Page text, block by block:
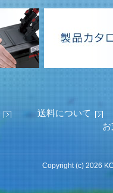
送料について
Copyright (c) 2026